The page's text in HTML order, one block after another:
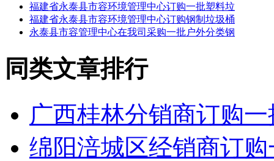
福建省永泰县市容环境管理中心订购一批塑料垃
福建省永泰县市容环境管理中心订购钢制垃圾桶
永泰县市容管理中心在我司采购一批户外分类钢
同类文章排行
广西桂林分销商订购
绵阳涪城区经销商订